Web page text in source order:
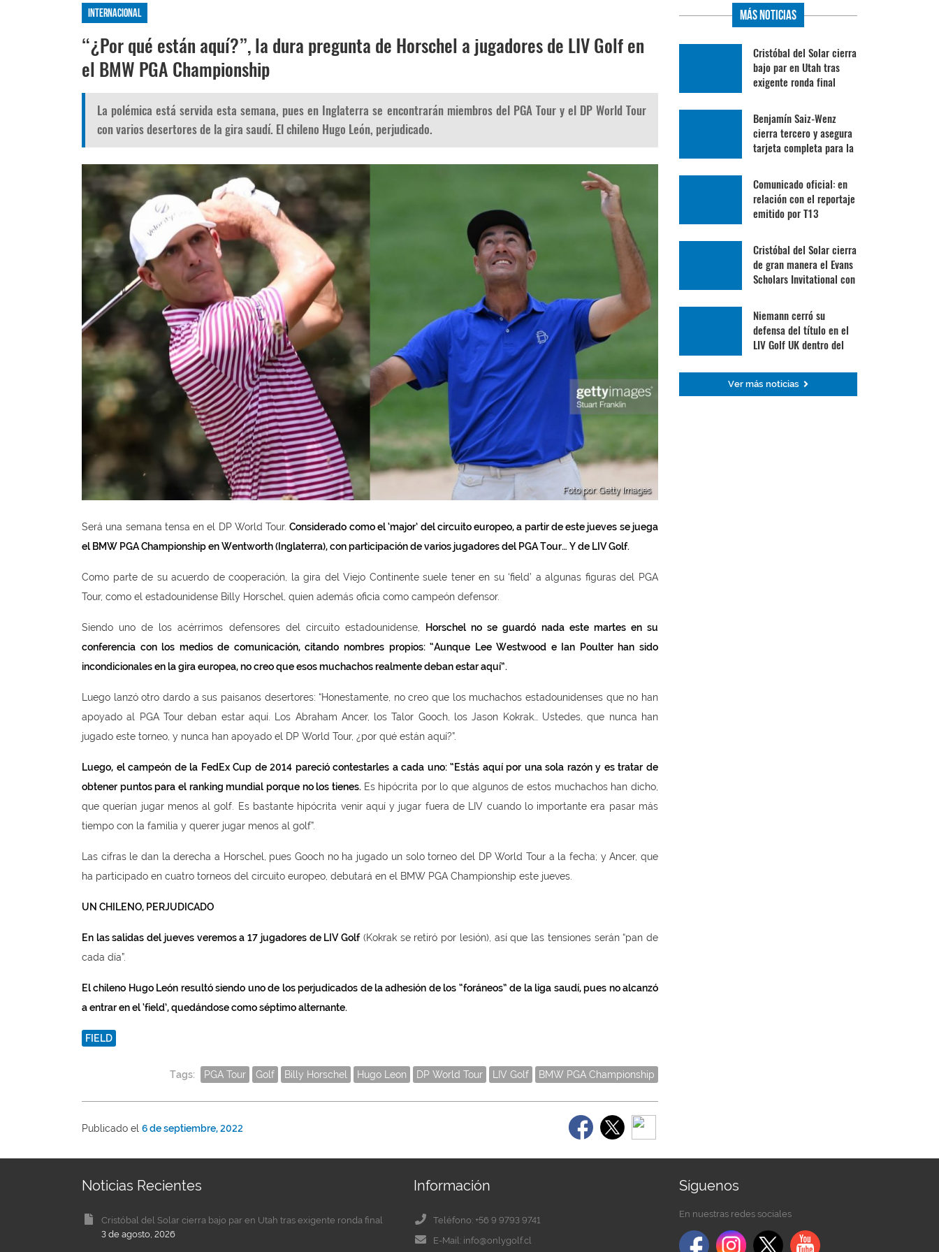
Internacional
“¿Por qué están aquí?”, la dura pregunta de Horschel a jugadores de LIV Golf en
el BMW PGA Championship
La polémica está servida esta semana, pues en Inglaterra se encontrarán miembros del PGA Tour y el DP World Tour
con varios desertores de la gira saudí. El chileno Hugo León, perjudicado.
Foto por: Getty Images
Será una semana tensa en el DP World Tour.Considerado como el ‘major’ del circuito europeo, a partir de este jueves se juega
el BMW PGA Championship en Wentworth (Inglaterra), con participación de varios jugadores del PGA Tour… Y de LIV Golf.
Como parte de su acuerdo de cooperación, la gira del Viejo Continente suele tener en su ‘field’ a algunas figuras del PGA
Tour, como el estadounidense Billy Horschel, quien además oficia como campeón defensor.
Siendo uno de los acérrimos defensores del circuito estadounidense,
Horschel no se guardó nada este martes en su
conferencia con los medios de comunicación, citando nombres propios: “Aunque Lee Westwood e Ian Poulter han sido
incondicionales en la gira europea, no creo que esos muchachos realmente deban estar aquí”.
Luego lanzó otro dardo a sus paisanos desertores: “Honestamente, no creo que los muchachos estadounidenses que no han
apoyado al PGA Tour deban estar aquí. Los Abraham Ancer, los Talor Gooch, los Jason Kokrak… Ustedes, que nunca han
jugado este torneo, y nunca han apoyado el DP World Tour, ¿por qué están aquí?”.
Luego, el campeón de la FedEx Cup de 2014 pareció contestarles a cada uno: “Estás aquí por una sola razón y es tratar de
obtener puntos para el ranking mundial porque no los tienes. Es hipócrita por lo que algunos de estos muchachos han dicho,
que querían jugar menos al golf. Es bastante hipócrita venir aquí y jugar fuera de LIV cuando lo importante era pasar más
tiempo con la familia y querer jugar menos al golf”.
Las cifras le dan la derecha a Horschel, pues Gooch no ha jugado un solo torneo del DP World Tour a la fecha; y Ancer, que
ha participado en cuatro torneos del circuito europeo, debutará en el BMW PGA Championship este jueves.
UN CHILENO, PERJUDICADO
En las salidas del jueves veremos a 17 jugadores de LIV Golf(Kokrak se retiró por lesión), así que las tensiones serán “pan de
cada día”.
El chileno Hugo León resultó siendo uno de los perjudicados de la adhesión de los “foráneos” de la liga saudí, pues no alcanzó
a entrar en el ‘field’, quedándose como séptimo alternante.
FIELD
Tags: PGA Tour Golf Billy Horschel Hugo Leon DP World Tour LIV Golf BMW PGA Championship
Publicado el 6 de septiembre, 2022
Más Noticias
Cristóbal del Solar cierra
bajo par en Utah tras
exigente ronda final
Benjamín Saiz-Wenz
cierra tercero y asegura
tarjeta completa para la
Mexicana
Comunicado oficial: en
relación con el reportaje
emitido por T13
Cristóbal del Solar cierra
de gran manera el Evans
Scholars Invitational con
Niemann cerró su
defensa del título en el
LIV Golf UK dentro del
Ver más noticias
Noticias Recientes
Cristóbal del Solar cierra bajo par en Utah tras exigente ronda final
3 de agosto, 2026
Información
Teléfono: +56 9 9793 9741
E-Mail: info@onlygolf.cl
Síguenos
En nuestras redes sociales